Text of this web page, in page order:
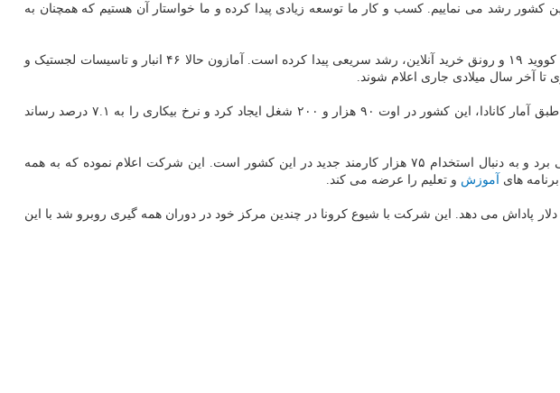
رشد می نماییم. کسب و کار ما توسعه زیادی پیدا کرده و ما خواستار آن هستیم که همچنان به
آمازون کانادا هم اکنون ۲۵ هزار کارمند تمام وقت و نیمه وقت در پنج ایالت این کشور دارد. این شرکت به علت همه گیری کووید ۱۹ و رونق خرید آنلاین، رشد سریعی پیدا کرده است. آمازون حالا ۴۶ انبار و تاسیسات لجستیک و
برنامه های توسعه آمازون در حالی اعلام می شود که کمبود قابل توجه نیروی کار در برخی از بخشهای اقتصاد وجود دارد. طبق آمار کانادا، این کشور در اوت ۹۰ هزار و ۲۰۰ شغل ایجاد کرد و نرخ بیکاری را به ۷.۱ درصد رساند
آمازون اوایل سال جاری اعلام نمود دستمزد کارمندان جدیدی که در آمریکا استخدام می کند را به ساعتی ۱۷ دلار بالا می برد و به دنبال استخدام ۷۵ هزار کارمند جدید در این کشور است. این شرکت اعلام نموده که به همه
های آموزش و تعلیم را عرضه می کند.
بر اساس گزارش بلومبرگ، آمازون همینطور به کارمندان جدید و فعلی که گواهی واکسیناسیون کووید ۱۹ عرضه کنند، ۱۰۰ دلار پاداش می دهد. این شرکت با شیوع کرونا در چندین مرکز خود در دوران همه گیری روبرو شد با این